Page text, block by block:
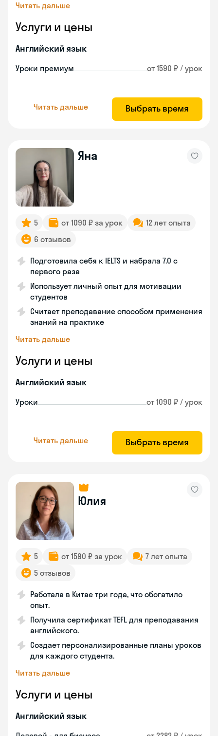
Читать дальше
Услуги и цены
Английский язык
Уроки премиум от 1590 ₽ / урок
Читать дальше Выбрать время
Яна
5 от 1090 ₽ за урок
12 лет опыта
6 отзывов
Подготовила себя к IELTS и набрала 7.0 с
первого раза
Использует личный опыт для мотивации
студентов
Считает преподавание способом применения
знаний на практике
Читать дальше
Услуги и цены
Английский язык
Уроки от 1090 ₽ / урок
Читать дальше Выбрать время
Юлия
5 от 1590 ₽ за урок
7 лет опыта
5 отзывов
Работала в Китае три года, что обогатило
опыт.
Получила сертификат TEFL для преподавания
английского.
Создает персонализированные планы уроков
для каждого студента.
Читать дальше
Услуги и цены
Английский язык